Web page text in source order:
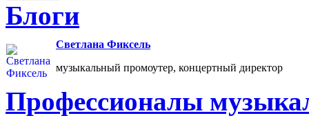
Блоги
Светлана Фиксель
музыкальный промоутер, концертный директор
Профессионалы